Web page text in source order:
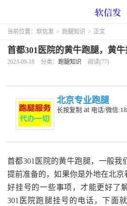
当前位置： 软信发 > 跑腿知识 > 正文
首都301医院的黄牛跑腿，黄
2023-09-18 分类： 跑腿知识 阅读(77)
北京专业跑腿
长按复制 at 电话/微信
首都301医院的黄牛跑腿，一般我
提前准备的，如果你是外地在北
好挂号的一些事项，才能更好了
301医院跑腿挂号的电话，下面